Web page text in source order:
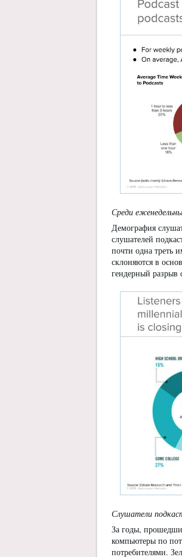
Среди
Демография
слушателей
почти одна треть
склоняются в
гендерный разрыв
Слушатели
За годы,
компьютеры по
потребителями.